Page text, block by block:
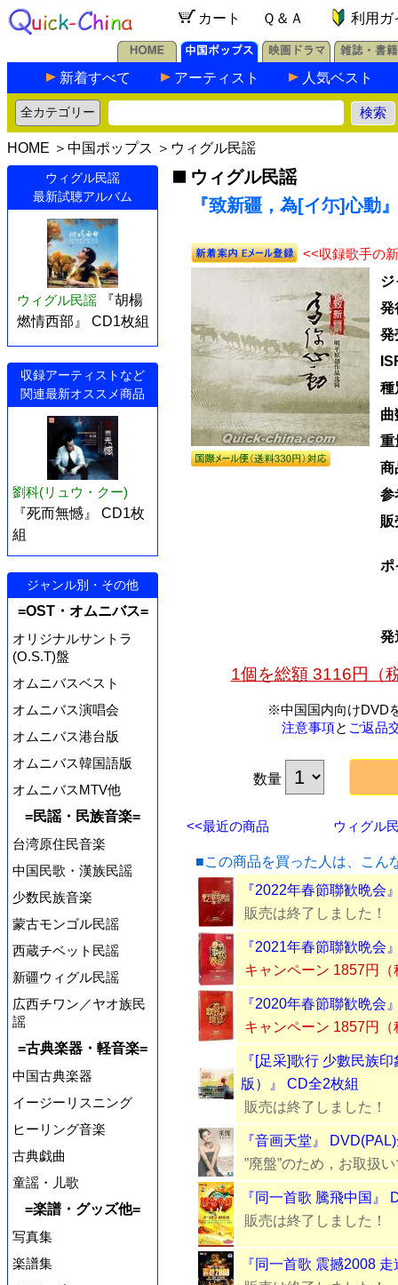
カート Ｑ＆Ａ 利用ガ
新着すべて アーティスト 人気ベスト
HOME ＞ 中国ポップス ＞ ウィグル民謡
ウィグル民謡
最新試聴アルバム
ウィグル民謡
『胡楊
燃情西部』 CD1枚組
収録アーティストなど
関連最新オススメ商品
劉科(リュウ・クー)
『死而無憾』 CD1枚
組
ジャンル別・その他
=OST・オムニバス=
オリジナルサントラ
(O.S.T)盤
オムニバスベスト
オムニバス演唱会
オムニバス港台版
オムニバス韓国語版
オムニバスMTV他
=民謡・民族音楽=
台湾原住民音楽
中国民歌・漢族民謡
少数民族音楽
蒙古モンゴル民謡
西蔵チベット民謡
新疆ウィグル民謡
広西チワン／ヤオ族民
謡
=古典楽器・軽音楽=
中国古典楽器
イージーリスニング
ヒーリング音楽
古典戯曲
童謡・儿歌
=楽譜・グッズ他=
写真集
楽譜集
ウィグル民謡
『致新疆，為[イ尓]心動
<<収録歌手の
ジ
発
発
種
曲
重
商
参
販
ポ
発
1個を総額 3116円（
※中国国内向けDVD
注意事項と ご返品
数量
<<最近の商品 ウィグル
■この商品を買った人は、こん
『2022年春節聯歓晩会
販売は終了しました！
『2021年春節聯歓晩会
キャンペーン 1857円（
『2020年春節聯歓晩会
キャンペーン 1857円（
『[足采]歌行 少數民族
版）』 CD全2枚組
販売は終了しました！
『音画天堂』
”廃盤”のため，お取扱
『同一首歌 騰飛中国』
販売は終了しました！
『同一首歌 震撼2008